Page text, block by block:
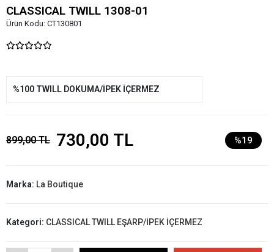
CLASSICAL TWILL 1308-01
Ürün Kodu: CT130801
%100 TWILL DOKUMA/İPEK İÇERMEZ
899,00 TL 730,00 TL %19
Marka: La Boutique
Kategori: CLASSICAL TWILL EŞARP/İPEK İÇERMEZ